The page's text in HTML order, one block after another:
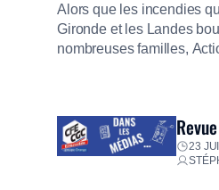
Alors que les incendies
Gironde et les Landes
nombreuses familles,
proposer un diagnostic
financières pour faire23